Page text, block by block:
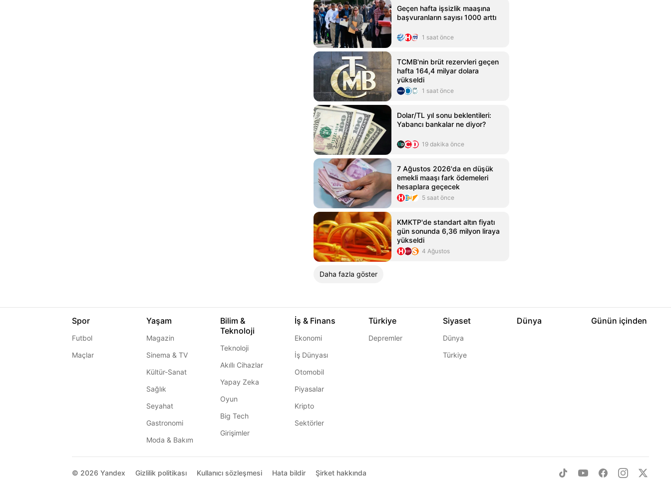
Geçen hafta işsizlik maaşına
başvuranların sayısı 1000 arttı
1 saat önce
TCMB'nin brüt rezervleri geçen
hafta 164,4 milyar dolara
yükseldi
1 saat önce
Dolar/TL yıl sonu beklentileri:
Yabancı bankalar ne diyor?
19 dakika önce
7 Ağustos 2026'da en düşük
emekli maaşı fark ödemeleri
hesaplara geçecek
5 saat önce
KMKTP'de standart altın fiyatı
gün sonunda 6,36 milyon liraya
yükseldi
4 Ağustos
Daha fazla göster
Spor
Futbol
Maçlar
Yaşam
Magazin
Sinema & TV
Kültür-Sanat
Sağlık
Seyahat
Gastronomi
Moda & Bakım
Bilim &
Teknoloji
Teknoloji
Akıllı Cihazlar
Yapay Zeka
Oyun
Big Tech
Girişimler
İş & Finans
Ekonomi
İş Dünyası
Otomobil
Piyasalar
Kripto
Sektörler
Türkiye
Depremler
Siyaset
Dünya
Türkiye
Dünya Günün içinden
© 2026 Yandex Gizlilik politikası Kullanıcı sözleşmesi Hata bildir Şirket hakkında